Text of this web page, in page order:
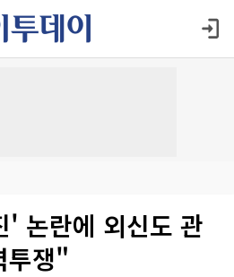
' 논란에 외신도 관
쟁"